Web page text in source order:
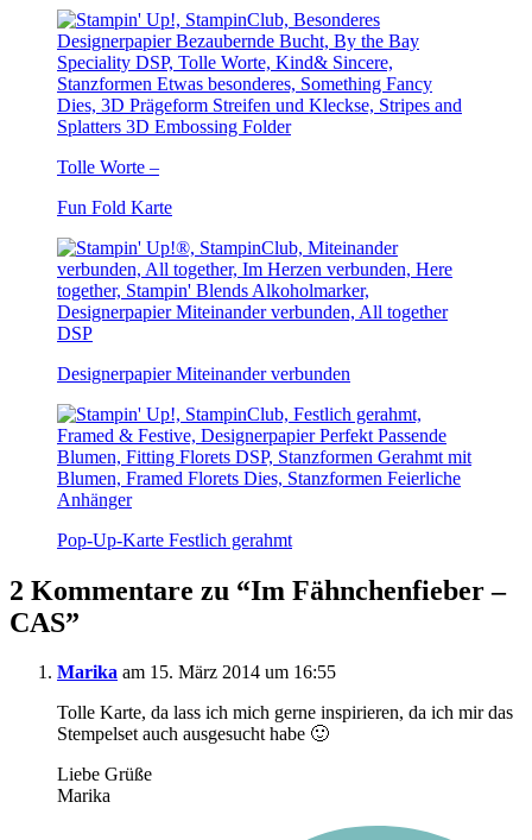
Tolle Worte –
Fun Fold Karte
Designerpapier Miteinander verbunden
Pop-Up-Karte Festlich gerahmt
2 Kommentare zu “Im Fähnchenfieber –
CAS”
Marika am 15. März 2014 um 16:55
Tolle Karte, da lass ich mich gerne inspirieren, da ich mir das
Stempelset auch ausgesucht habe 🙂
Liebe Grüße
Marika